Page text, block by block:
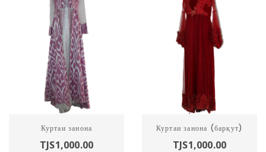
Харидан
Куртаи занона
TJS1,000.00
Харидан
Куртаи занона (барқут)
TJS1,000.00